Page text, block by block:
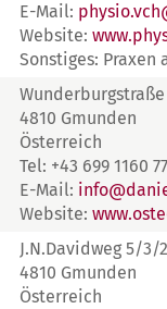
E-Mail:
Website:
Sonstiges: Praxen
Wunderburgstraße
4810 Gmunden
Österreich
Tel: +43 699 1160
E-Mail:
Website:
J.N.Davidweg 5/3/
4810 Gmunden
Österreich